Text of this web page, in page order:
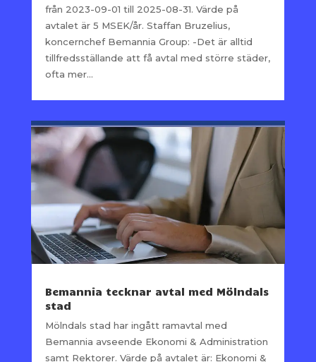
från 2023-09-01 till 2025-08-31. Värde på
avtalet är 5 MSEK/år. Staffan Bruzelius,
koncernchef Bemannia Group: -Det är alltid
tillfredsställande att få avtal med större städer,
ofta mer...
Bemannia tecknar avtal med Mölndals
stad
Mölndals stad har ingått ramavtal med
Bemannia avseende Ekonomi & Administration
samt Rektorer. Värde på avtalet är: Ekonomi &